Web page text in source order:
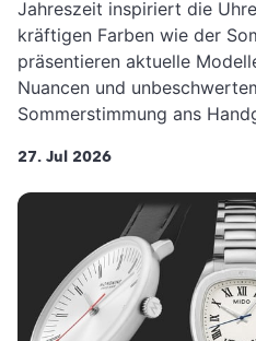
Jahreszeit inspiriert die
kräftigen Farben wie der
präsentieren aktuelle
Nuancen und
Sommerstimmung ans
27. Jul 2026